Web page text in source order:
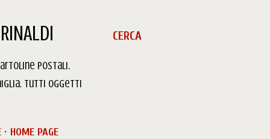
CERCA
Postali,
Tutti oggetti
HOME PAGE